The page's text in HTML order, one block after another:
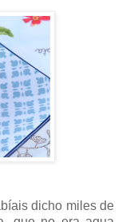
dicho miles de